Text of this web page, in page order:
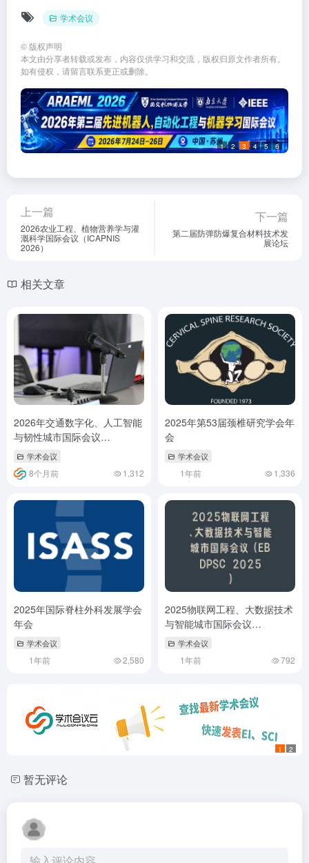
学术会议
© 版权声明
本文由分享者转载或发布，内容仅供学习和交流，版权归原文作者所有。
如有侵权，请留言联系更正或删除。
1 2 3 4 5 6
上一篇
2026农业工程、植物营养学与灌
溉科学国际会议（ICAPNIS
2026）
下一篇
第二届防弹防爆复合材料技术发
展论坛
相关文章
2026年交通数字化、人工智能
与韧性城市国际会议
（DTAIRC 2026)
学术会议
8个月前 1,312
2025年第53届颈椎研究学会年
会
学术会议
1年前 1,336
2025年国际脊柱外科发展学会
年会
学术会议
1年前 2,580
2025物联网工程、大数据技术
与智能城市国际会议
（EBDPSC 2025）
学术会议
1年前 792
1 2
暂无评论